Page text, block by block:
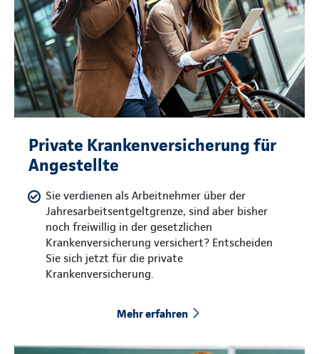
Private Krankenversicherung für
Angestellte
Sie verdienen als Arbeitnehmer über der
Jahresarbeitsentgeltgrenze, sind aber bisher
noch freiwillig in der gesetzlichen
Krankenversicherung versichert? Entscheiden
Sie sich jetzt für die private
Krankenversicherung.
Mehr erfahren